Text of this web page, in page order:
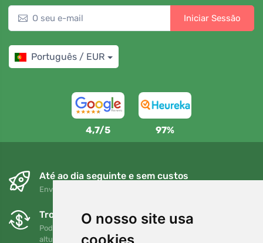
O nosso site usa
Iniciar Sessão
Português / EUR
4,7/5 97%
Até ao dia seguinte e sem custos
Envio gratuito para encomendas superiores a 80 EUR
Trocas e devoluções gratuitas
Pode devolver ou trocar a sua encomenda em qualquer
altura no prazo de 90 dias